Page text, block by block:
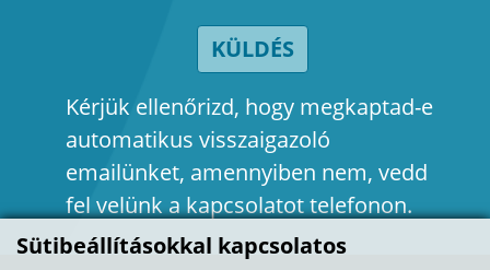
Sütibeállításokkal kapcsolatos
KÜLDÉS
Kérjük ellenőrizd, hogy megkaptad-e
automatikus visszaigazoló
emailünket, amennyiben nem, vedd
fel velünk a kapcsolatot telefonon.